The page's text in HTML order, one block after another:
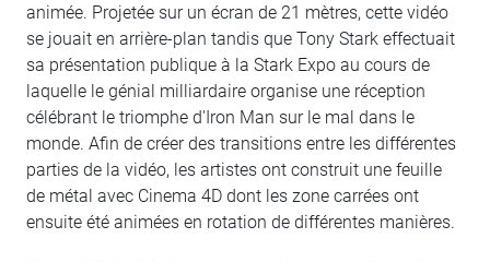
animée. Projetée sur un écran de 21 mètres, cette vidéo
se jouait en arrière-plan tandis que Tony Stark effectuait
sa présentation publique à la Stark Expo au cours de
laquelle le génial milliardaire organise une réception
célébrant le triomphe d'Iron Man sur le mal dans le
monde. Afin de créer des transitions entre les différentes
parties de la vidéo, les artistes ont construit une feuille
de métal avec Cinema 4D dont les zone carrées ont
ensuite été animées en rotation de différentes manières.